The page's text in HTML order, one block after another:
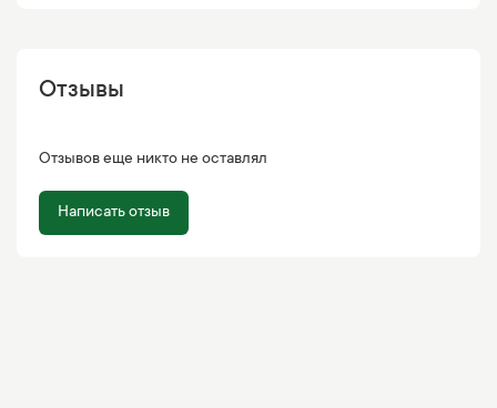
Отзывы
Отзывов еще никто не оставлял
Написать отзыв